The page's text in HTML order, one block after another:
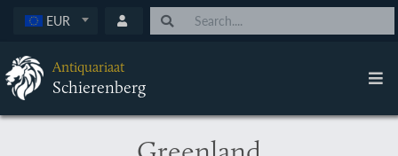
EUR
Antiquariaat
Schierenberg